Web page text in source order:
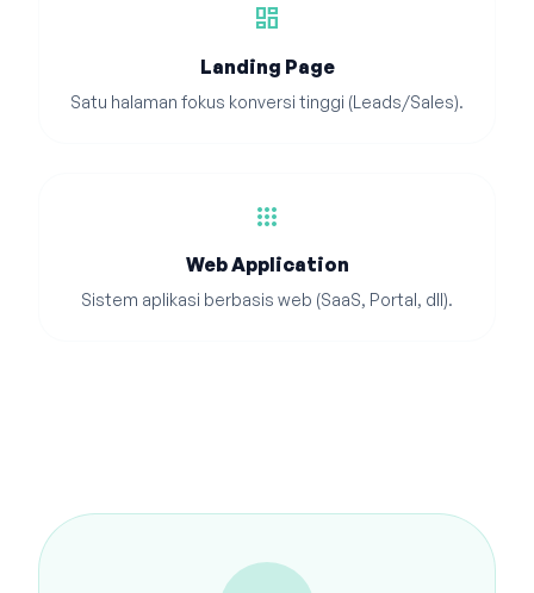
dashboard
Landing Page
Satu halaman fokus konversi tinggi (Leads/Sales).
apps
Web Application
Sistem aplikasi berbasis web (SaaS, Portal, dll).